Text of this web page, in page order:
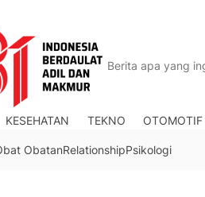
KESEHATAN TEKNO OTOMOTIF
ObatanRelationshipPsikologi